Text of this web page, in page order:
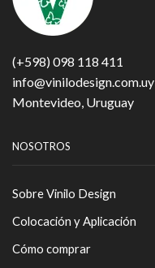
(+598) 098 118 411
info@vinilodesign.com.uy
Montevideo, Uruguay
NOSOTROS
Sobre Vinilo Design
Colocación y Aplicación
Cómo comprar